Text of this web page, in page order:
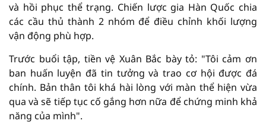
và hồi phục thể trạng. Chiến lược gia Hàn Quốc chia
các cầu thủ thành 2 nhóm để điều chỉnh khối lượng
vận động phù hợp.
Trước buổi tập, tiền vệ Xuân Bắc bày tỏ: "Tôi cảm ơn
ban huấn luyện đã tin tưởng và trao cơ hội được đá
chính. Bản thân tôi khá hài lòng với màn thể hiện vừa
qua và sẽ tiếp tục cố gắng hơn nữa để chứng minh khả
năng của mình".